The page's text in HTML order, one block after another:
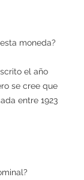
moneda?
el año
se cree que
entre 1923